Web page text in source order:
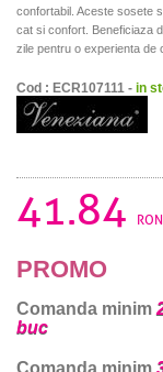
confortabil. Aceste sosete
cat si confort. Beneficiaza
zile pentru o experienta de
Cod : ECR107111 - in
41.84 RON
PROMO
Comanda minim
buc
Comanda minim